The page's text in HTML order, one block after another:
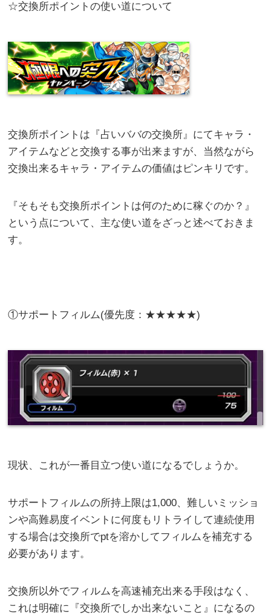
☆交換所ポイントの使い道について
交換所ポイントは『占いババの交換所』にてキャラ・
アイテムなどと交換する事が出来ますが、当然ながら
交換出来るキャラ・アイテムの価値はピンキリです。
『そもそも交換所ポイントは何のために稼ぐのか？』
という点について、主な使い道をざっと述べておきま
す。
①サポートフィルム(優先度：★★★★★)
現状、これが一番目立つ使い道になるでしょうか。
サポートフィルムの所持上限は1,000、難しいミッショ
ンや高難易度イベントに何度もリトライして連続使用
する場合は交換所でptを溶かしてフィルムを補充する
必要があります。
交換所以外でフィルムを高速補充出来る手段はなく、
これは明確に『交換所でしか出来ないこと』になるの